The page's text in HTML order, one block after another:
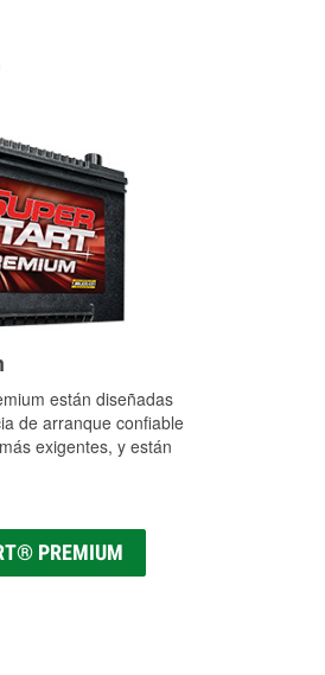
están diseñadas
de arranque confiable
exigentes, y están
PREMIUM